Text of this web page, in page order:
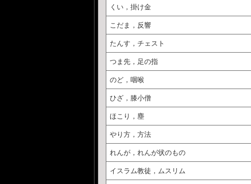
くい，掛け金
こだま，反響
たんす，チェスト
つま先，足の指
のど，咽喉
ひざ，膝小僧
ほこり，塵
やり方，方法
れんが，れんが状のもの
イスラム教徒，ムスリム